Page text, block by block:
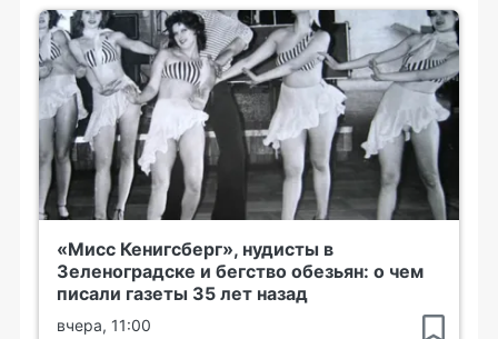
«Мисс Кенигсберг», нудисты в
Зеленоградске и бегство обезьян: о чем
писали газеты 35 лет назад
вчера, 11:00